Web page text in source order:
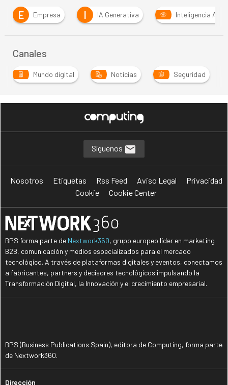
I
IA Generativa Inteligencia Artificial M
Canales
Mundo digital Noticias Seguridad
Síguenos
Nosotros Etiquetas Rss Feed Aviso Legal
Privacidad
Cookie
Cookie Center
BPS forma parte de Nextwork360, grupo europeo líder en marketing
B2B, comunicación y medios especializados para el mercado
tecnológico. A través de plataformas digitales y eventos, conectamos
a fabricantes, partners y decisores tecnológicos impulsando la
Transformación Digital, la Innovación y el crecimiento empresarial.
BPS (Business Publications Spain), editora de Computing, forma parte
de Nextwork360.
Dirección